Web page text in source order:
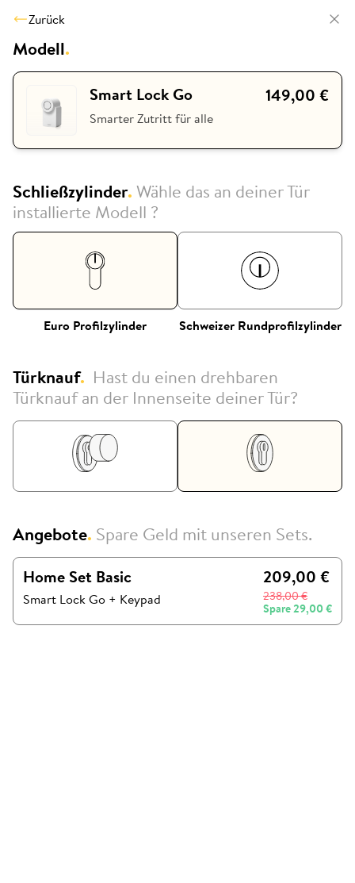
Zurück
Modell.
Smart Lock Go 149,00 €
Smarter Zutritt für alle
Schließzylinder.Wähle das an deiner Tür
installierte Modell ?
Euro Profilzylinder Schweizer Rundprofilzylinder
Türknauf. Hast du einen drehbaren
Türknauf an der Innenseite deiner Tür?
Angebote. Spare Geld mit unseren Sets.
Home Set Basic
Smart Lock Go + Keypad
209,00 €
238,00 €
Spare29,00 €